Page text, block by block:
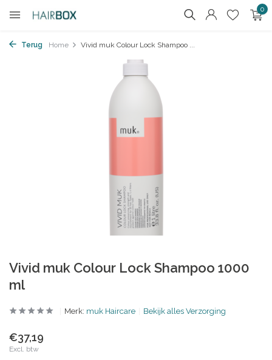
0
Terug Home Vivid muk Colour Lock Shampoo ...
Vivid muk Colour Lock Shampoo 1000
ml
Merk: muk Haircare Bekijk alles Verzorging
€37,19
Excl. btw